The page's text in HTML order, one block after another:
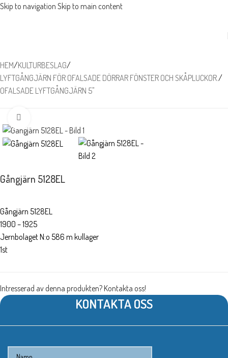
Skip to navigation Skip to main content
HEM/KULTURBESLAG/
LYFTGÅNGJÄRN FÖR OFALSADE DÖRRAR FÖNSTER OCH SKÅPLUCKOR./
OFALSADE LYFTGÅNGJÄRN 5"
Gångjärn 5128EL
Gångjärn 5128EL
1900 – 1925
Jernbolaget N:o 586 m kullager
1st
Intresserad av denna produkten? Kontakta oss!
KONTAKTA OSS